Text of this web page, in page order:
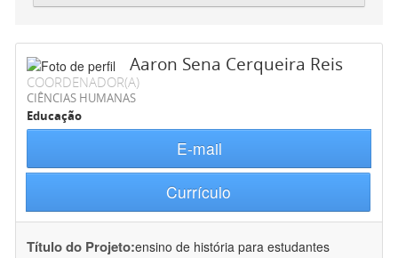
Aaron Sena Cerqueira Reis
COORDENADOR(A)
CIÊNCIAS HUMANAS
Educação
E-mail
Currículo
Título do Projeto:ensino de história para estudantes